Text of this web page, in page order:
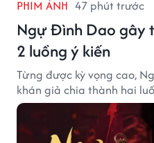
PHIM ẢNH 47 phút trước
Ngự Đình Dao gây
2 luồng ý kiến
Từng được kỳ vọng cao,
khán giả chia thành hai